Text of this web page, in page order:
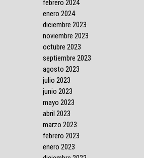
febrero 2024
enero 2024
diciembre 2023
noviembre 2023
octubre 2023
septiembre 2023
agosto 2023
julio 2023
junio 2023
mayo 2023
abril 2023
marzo 2023
febrero 2023
enero 2023